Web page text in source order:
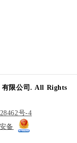
有限公司. All Rights
号-4
备